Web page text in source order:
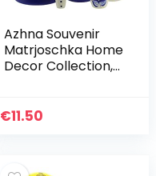
Azhna Souvenir
Matrjoschka Home
Decor Collection,
handbeschilderd,
€11.50